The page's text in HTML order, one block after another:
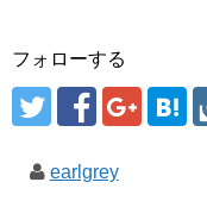
フォローする
earlgrey